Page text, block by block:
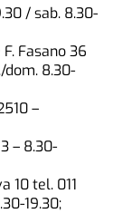
/ sab. 8.30-
F. Fasano 36
dom. 8.30-
–
– 8.30-
10 tel. 011
19.30;